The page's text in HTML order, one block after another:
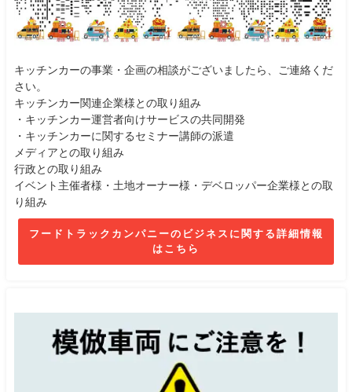
キッチンカーの事業・企画の相談がございましたら、ご連絡くだ
さい。
キッチンカー関連企業様との取り組み
・キッチンカー運営者向けサービスの共同開発
・キッチンカーに関するセミナー講師の派遣
メディアとの取り組み
行政との取り組み
イベント主催者様・土地オーナー様・デベロッパー企業様との取
り組み
フードトラックカンパニーのビジネスに関する詳細情報
はこちら